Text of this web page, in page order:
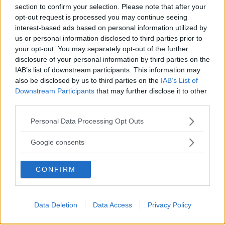
section to confirm your selection. Please note that after your
opt-out request is processed you may continue seeing
interest-based ads based on personal information utilized by
us or personal information disclosed to third parties prior to
your opt-out. You may separately opt-out of the further
disclosure of your personal information by third parties on the
IAB’s list of downstream participants. This information may
also be disclosed by us to third parties on the IAB’s List of
Downstream Participants that may further disclose it to other
Please note that this website/app uses one or more Google
not limited to your visit or usage behaviour. You may click to
use your data for below specified purposes in below Google
consent section.
Personal Data Processing Opt Outs
Google consents
CONFIRM
Data Deletion Data Access Privacy Policy
frågeställningar.
Tack för att ni är med och skapar Skandinaviens bästa klockforum!
/Hook & Leben
Handla - Köpes
Omega Aqua Terra
Hamahang
Är på jakt efter en Omega Aqua Terra.
8500, blue dial 41,5mm